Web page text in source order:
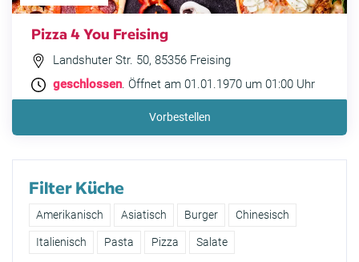
Pizza 4 You Freising
Landshuter Str. 50, 85356 Freising
geschlossen. Öffnet am 01.01.1970 um 01:00 Uhr
Vorbestellen
Filter Küche
Amerikanisch Asiatisch Burger Chinesisch
Italienisch Pasta Pizza Salate